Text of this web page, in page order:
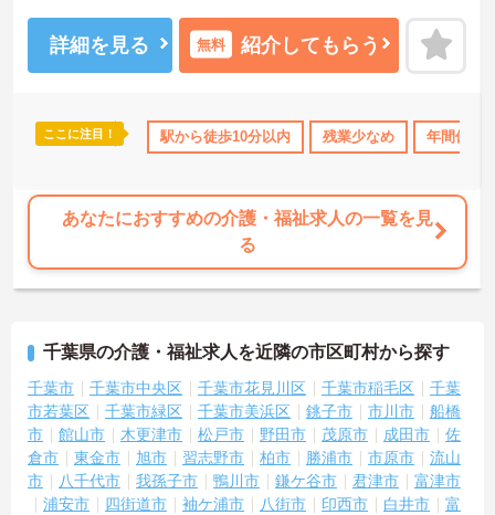
暇取得実績あり 夏～秋入職可 ボーナス・賞与あり 社会保険
護師が24時間常駐しています。急変時の対応や医療行為は看護師が
担当するため、初任者研修や実務者研修の方も食事介助や入浴介助
などの生活を支えるケアに専念できる環境です。多職種で情報を共
なるほか、月平均の残業時間も5時間から7時間程度とかなり少なめ
です。常勤スタッフの比率が90パーセントを超えているため急な勤
に合わせた個別のOJT研修が実施されます。eラーニングも導入され
ており、多職種と連携しながら専門性を着実に深めていける環境が
★おすすめPOINT★
実施し、ｅラーニングを用いた学習の機会も提供されます
・施設内には看護師が24時間常駐しており、急変時の対応や専門的
な医療処置は看護師が担当するため負担が減ります
・介護スタッフと看護スタッフの比率が1対1で相談しやすく、初任
者研修や実務者研修からでも着実に専門性を高められます
＜残業月7時間以下で身体の負担を軽減！＞
・常勤で働くスタッフの比率が90パーセント以上と高く、急なシフ
ト変更や無理な長時間勤務が発生しにくい人員体制です
詳細を見る 無料 紹介してもらう
ここに注目！ 駅から徒歩10分以内 残業少なめ 年間休日
あなたにおすすめの介護・福祉求人の一覧を見
る
千葉県の介護・福祉求人を近隣の市区町村から探す
千葉市 千葉市中央区 千葉市花見川区 千葉市稲毛区
千葉
市若葉区
千葉市緑区 千葉市美浜区 銚子市 市川市
船橋
市
館山市 木更津市 松戸市 野田市 茂原市 成田市
佐
倉市
東金市 旭市 習志野市 柏市 勝浦市 市原市
流山
市
八千代市 我孫子市 鴨川市 鎌ケ谷市 君津市
富津市
浦安市
四街道市 袖ケ浦市 八街市 印西市 白井市
富